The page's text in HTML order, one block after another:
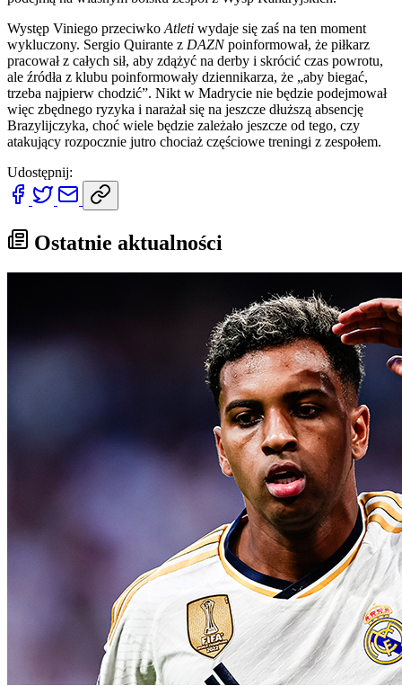
Występ Viniego przeciwko Atleti wydaje się zaś na ten moment
wykluczony. Sergio Quirante z DAZNpoinformował, że piłkarz
pracował z całych sił, aby zdążyć na derby i skrócić czas powrotu,
ale źródła z klubu poinformowały dziennikarza, że „aby biegać,
trzeba najpierw chodzić”. Nikt w Madrycie nie będzie podejmował
więc zbędnego ryzyka i narażał się na jeszcze dłuższą absencję
Brazylijczyka, choć wiele będzie zależało jeszcze od tego, czy
atakujący rozpocznie jutro chociaż częściowe treningi z zespołem.
Udostępnij:
Ostatnie aktualności